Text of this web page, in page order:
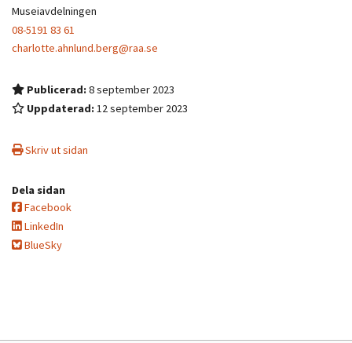
Museiavdelningen
08-5191 83 61
charlotte.ahnlund.berg@raa.se
Publicerad:8 september 2023
Uppdaterad:12 september 2023
Skriv ut sidan
Dela sidan
Facebook
LinkedIn
BlueSky